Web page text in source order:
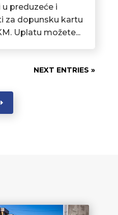
preduzeće i
za dopunsku kartu
Uplatu možete...
NEXT ENTRIES »